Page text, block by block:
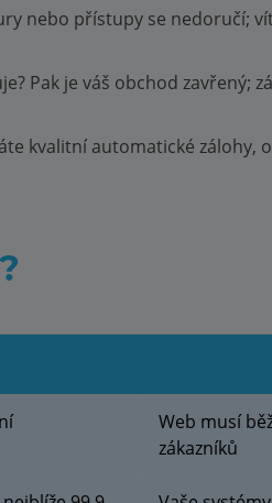
nebo přístupy se nedoručí;
Pak je váš obchod zavřený;
kvalitní automatické zálohy,
Web musí
zákazníků